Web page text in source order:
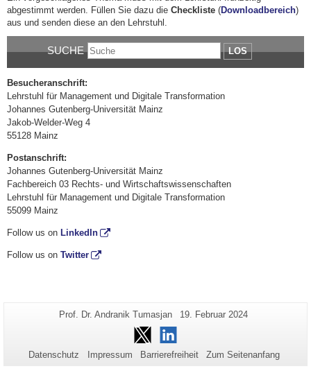
abgestimmt werden. Füllen Sie dazu die Checkliste (Downloadbereich)
aus und senden diese an den Lehrstuhl.
SUCHE LOS
Besucheranschrift:
Lehrstuhl für Management und Digitale Transformation
Johannes Gutenberg-Universität Mainz
Jakob-Welder-Weg 4
55128 Mainz
Postanschrift:
Johannes Gutenberg-Universität Mainz
Fachbereich 03 Rechts- und Wirtschaftswissenschaften
Lehrstuhl für Management und Digitale Transformation
55099 Mainz
Follow us on LinkedIn
Follow us on Twitter
Zusätzliche
Informationen
zu
dieser
Seiten-
Prof. Dr. Andranik Tumasjan
Letzte
19. Februar 2024
TwitterLinkedIn
Datenschutz Impressum Barrierefreiheit Zum Seitenanfang